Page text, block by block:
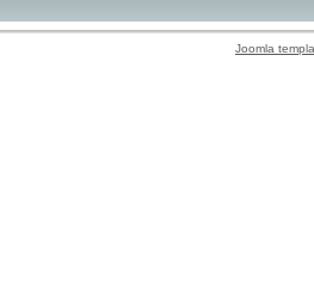
Joomla